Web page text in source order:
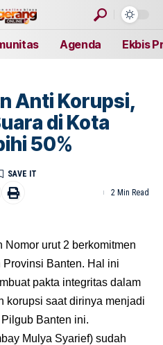
Agenda Ekbis
Anti Korupsi,
di Kota
50%
2 Min Read
Nomor urut 2 berkomitmen
Banten. Hal ini
pakta integritas dalam
korupsi saat dirinya menjadi
Banten ini.
Mulya Syarief) sudah